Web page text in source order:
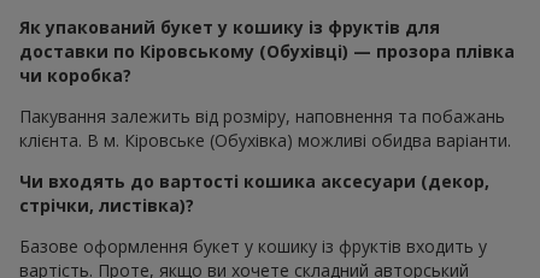
Як упакований букет у кошику із фруктів для
доставки по Кіровському (Обухівці) — прозора плівка
чи коробка?
Пакування залежить від розміру, наповнення та побажань
клієнта. В м. Кіровське (Обухівка) можливі обидва варіанти.
Чи входять до вартості кошика аксесуари (декор,
стрічки, листівка)?
Базове оформлення букет у кошику із фруктів входить у
вартість. Проте, якщо ви хочете складний авторський